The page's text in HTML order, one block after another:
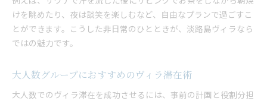
けを眺めたり、夜は談笑を楽しむなど、自由なプランで過ごすこ
とができます。こうした非日常のひとときが、淡路島ヴィラなら
ではの魅力です。
大人数グループにおすすめのヴィラ滞在術
大人数でのヴィラ滞在を成功させるには、事前の計画と役割分担